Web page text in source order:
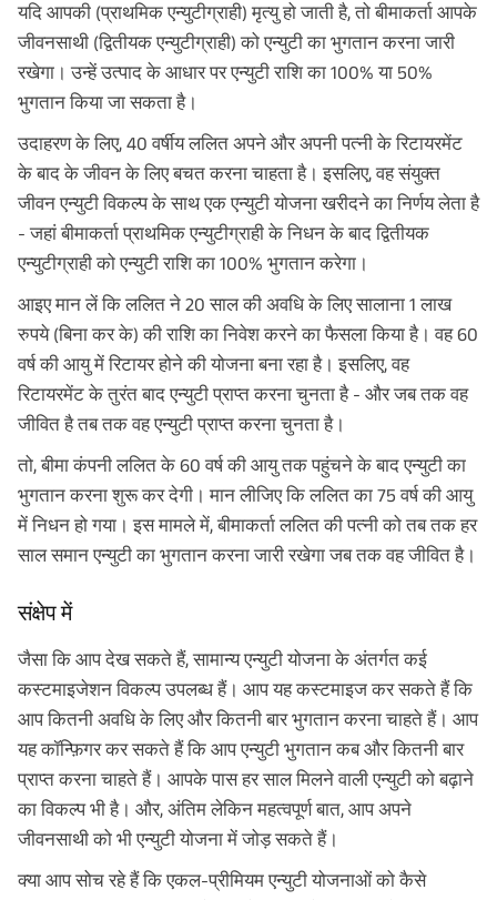
यदि आपकी (प्राथमिक एन्युटीग्राही) मृत्यु हो जाती है, तो बीमाकर्ता आपके
जीवनसाथी (द्वितीयक एन्युटीग्राही) को एन्युटी का भुगतान करना जारी
रखेगा। उन्हें उत्पाद के आधार पर एन्युटी राशि का 100% या 50%
भुगतान किया जा सकता है।
उदाहरण के लिए, 40 वर्षीय ललित अपने और अपनी पत्नी के रिटायरमेंट
के बाद के जीवन के लिए बचत करना चाहता है। इसलिए, वह संयुक्त
जीवन एन्युटी विकल्प के साथ एक एन्युटी योजना खरीदने का निर्णय लेता है
- जहां बीमाकर्ता प्राथमिक एन्युटीग्राही के निधन के बाद द्वितीयक
एन्युटीग्राही को एन्युटी राशि का 100% भुगतान करेगा।
आइए मान लें कि ललित ने 20 साल की अवधि के लिए सालाना 1 लाख
रुपये (बिना कर के) की राशि का निवेश करने का फैसला किया है। वह 60
वर्ष की आयु में रिटायर होने की योजना बना रहा है। इसलिए, वह
रिटायरमेंट के तुरंत बाद एन्युटी प्राप्त करना चुनता है - और जब तक वह
जीवित है तब तक वह एन्युटी प्राप्त करना चुनता है।
तो, बीमा कंपनी ललित के 60 वर्ष की आयु तक पहुंचने के बाद एन्युटी का
भुगतान करना शुरू कर देगी। मान लीजिए कि ललित का 75 वर्ष की आयु
में निधन हो गया। इस मामले में, बीमाकर्ता ललित की पत्नी को तब तक हर
साल समान एन्युटी का भुगतान करना जारी रखेगा जब तक वह जीवित है।
संक्षेप में
जैसा कि आप देख सकते हैं, सामान्य एन्युटी योजना के अंतर्गत कई
कस्टमाइजेशन विकल्प उपलब्ध हैं। आप यह कस्टमाइज कर सकते हैं कि
आप कितनी अवधि के लिए और कितनी बार भुगतान करना चाहते हैं। आप
यह कॉन्फ़िगर कर सकते हैं कि आप एन्युटी भुगतान कब और कितनी बार
प्राप्त करना चाहते हैं। आपके पास हर साल मिलने वाली एन्युटी को बढ़ाने
का विकल्प भी है। और, अंतिम लेकिन महत्वपूर्ण बात, आप अपने
जीवनसाथी को भी एन्युटी योजना में जोड़ सकते हैं।
क्या आप सोच रहे हैं कि एकल-प्रीमियम एन्युटी योजनाओं को कैसे